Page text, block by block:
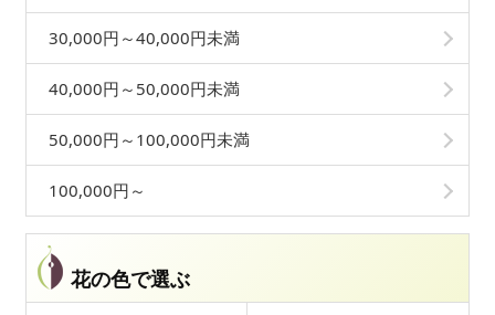
30,000円～40,000円未満
40,000円～50,000円未満
50,000円～100,000円未満
100,000円～
花の色で選ぶ